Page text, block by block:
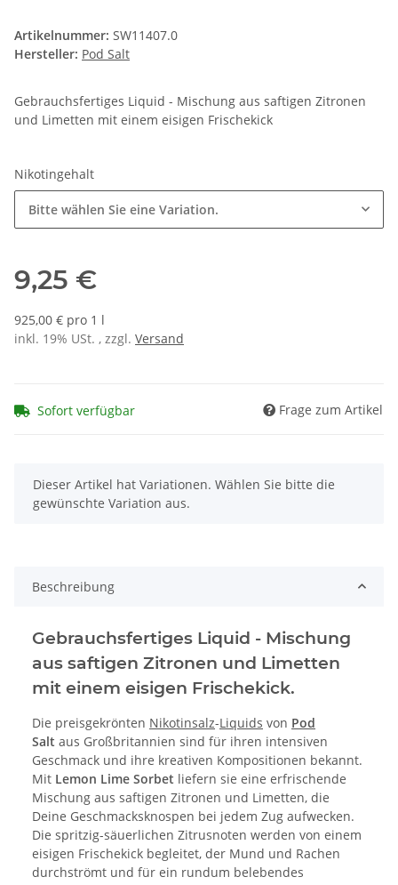
Artikelnummer: SW11407.0
Hersteller: Pod Salt
Gebrauchsfertiges Liquid - Mischung aus saftigen Zitronen
und Limetten mit einem eisigen Frischekick
Nikotingehalt
Bitte wählen Sie eine Variation.
9,25 €
925,00 € pro 1 l
inkl. 19% USt. , zzgl. Versand
Sofort verfügbar Frage zum Artikel
x
Dieser Artikel hat Variationen. Wählen Sie bitte die
gewünschte Variation aus.
Beschreibung
Gebrauchsfertiges Liquid - Mischung
aus saftigen Zitronen und Limetten
mit einem eisigen Frischekick.
Die preisgekrönten Nikotinsalz-Liquids von Pod
Salt aus Großbritannien sind für ihren intensiven
Geschmack und ihre kreativen Kompositionen bekannt.
Mit Lemon Lime Sorbet liefern sie eine erfrischende
Mischung aus saftigen Zitronen und Limetten, die
Deine Geschmacksknospen bei jedem Zug aufwecken.
Die spritzig-säuerlichen Zitrusnoten werden von einem
eisigen Frischekick begleitet, der Mund und Rachen
durchströmt und für ein rundum belebendes